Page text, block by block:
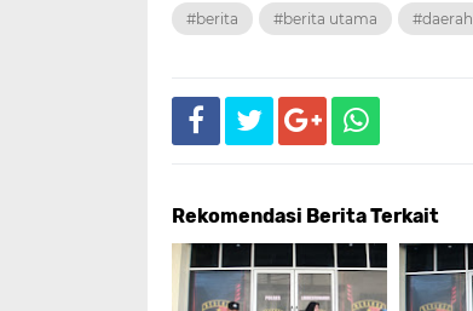
#berita #berita utama #daerah
Rekomendasi Berita Terkait